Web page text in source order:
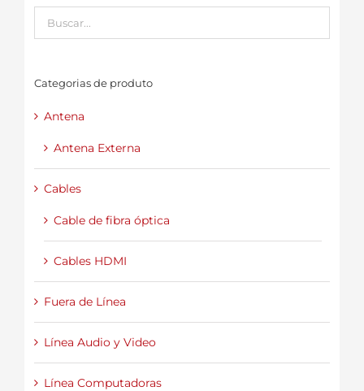
Categorias de produto
Antena
Antena Externa
Cables
Cable de fibra óptica
Cables HDMI
Fuera de Línea
Línea Audio y Video
Línea Computadoras